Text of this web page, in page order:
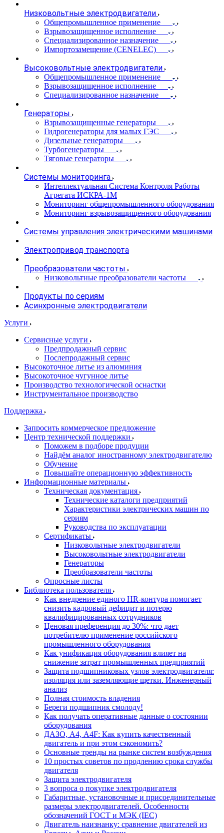
Низковольтные электродвигатели
Общепромышленное применение
Взрывозащищенное исполнение
Специализированное назначение
Импортозамещение (CENELEC)
Высоковольтные электродвигатели
Общепромышленное применение
Взрывозащищенное исполнение
Специализированное назначение
Генераторы
Взрывозащищенные генераторы
Гидрогенераторы для малых ГЭС
Дизельные генераторы
Турбогенераторы
Тяговые генераторы
Системы мониторинга
Интеллектуальная Система Контроля Работы
Агрегата ИСКРА-1М
Мониторинг общепромышленного оборудования
Мониторинг взрывозащищенного оборудования
Системы управления электрическими машинами
Электропривод транспорта
Преобразователи частоты
Низковольтные преобразователи частоты
Продукты по сериям
Асинхронные электродвигатели
Услуги
Сервисные услуги
Предпродажный сервис
Послепродажный сервис
Высокоточное литье из алюминия
Высокоточное чугунное литье
Производство технологической оснастки
Инструментальное производство
Поддержка
Запросить коммерческое предложение
Центр технической поддержки
Поможем в подборе продуции
Найдём аналог иностранному электродвигателю
Обучение
Повышайте операционную эффективность
Информационные материалы
Техническая документация
Технические каталоги предприятий
Характеристики электрических машин по
сериям
Руководства по эксплуатации
Сертификаты
Низковольтные электродвигатели
Высоковольтные электродвигатели
Генераторы
Преобразователи частоты
Опросные листы
Библиотека пользователя
Как внедрение единого HR-контура помогает
снизить кадровый дефицит и потерю
квалифицированных сотрудников
Ценовая преференция до 30%: что дает
потребителю применение российского
промышленного оборудования
Как унификация оборудования влияет на
снижение затрат промышленных предприятий
Защита подшипниковых узлов электродвигателя:
изоляция или заземляющие щетки. Инженерный
анализ
Полная стоимость владения
Береги подшипник смолоду!
Как получать оперативные данные о состоянии
оборудования
ДАЗО, А4, А4F: Как купить качественный
двигатель и при этом сэкономить?
Основные тренды на рынке систем возбуждения
10 простых советов по продлению срока службы
двигателя
Защита электродвигателя
3 вопроса о покупке электродвигателя
Габаритные, установочные и присоединительные
размеры электродвигателей. Особенности
обозначений ГОСТ и МЭК (IEC)
Двигатель наизнанку: сравнение двигателей из